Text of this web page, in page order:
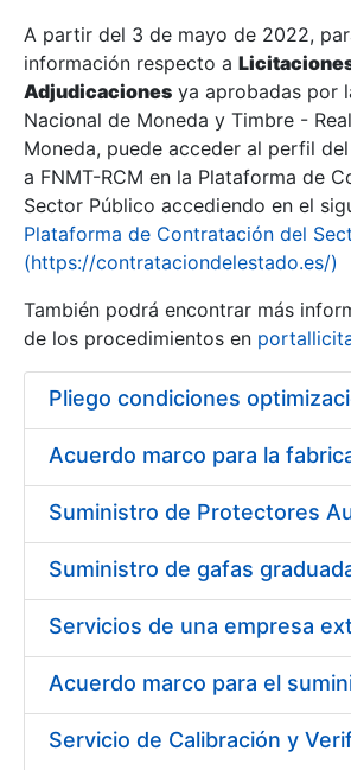
Erakutsi/Ezkutatu
Erakutsi/Ezkutatu
Erakutsi/Ezkutatu
Erakutsi/Ezkutatu
A partir del 3 de mayo de 2022,
información respecto a
Adjudicaciones ya aprobadas por
Nacional de Moneda y Timbre -
Moneda, puede acceder al perfil
a FNMT-RCM en la Plataforma de
Sector Público accediendo en el
Plataforma de Contratación del
(https://contrataciondelestado.es/)
También podrá encontrar más
de los procedimientos en